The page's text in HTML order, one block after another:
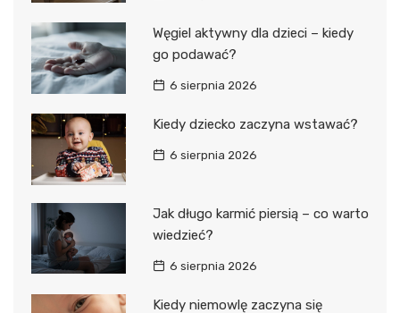
Węgiel aktywny dla dzieci – kiedy
go podawać?
6 sierpnia 2026
Kiedy dziecko zaczyna wstawać?
6 sierpnia 2026
Jak długo karmić piersią – co warto
wiedzieć?
6 sierpnia 2026
Kiedy niemowlę zaczyna się